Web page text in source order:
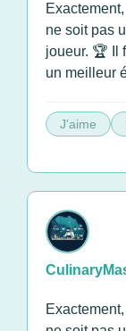
ne soit pas
joueur. 🏆 Il
un meilleur
J'aime